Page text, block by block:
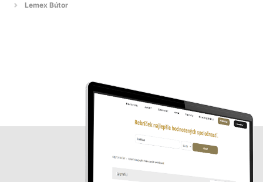
Lemex Bútor